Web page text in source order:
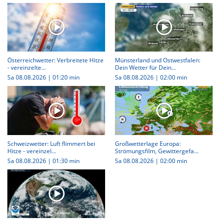
Österreichwetter: Verbreitete Hitze
- vereinzelte...
Sa 08.08.2026 | 01:20 min
Münsterland und Ostwestfalen:
Dein Wetter für Dein...
Sa 08.08.2026 | 02:00 min
Schweizwetter: Luft flimmert bei
Hitze - vereinzel...
Sa 08.08.2026 | 01:30 min
Großwetterlage Europa:
Strömungsfilm, Gewittergefa...
Sa 08.08.2026 | 02:00 min